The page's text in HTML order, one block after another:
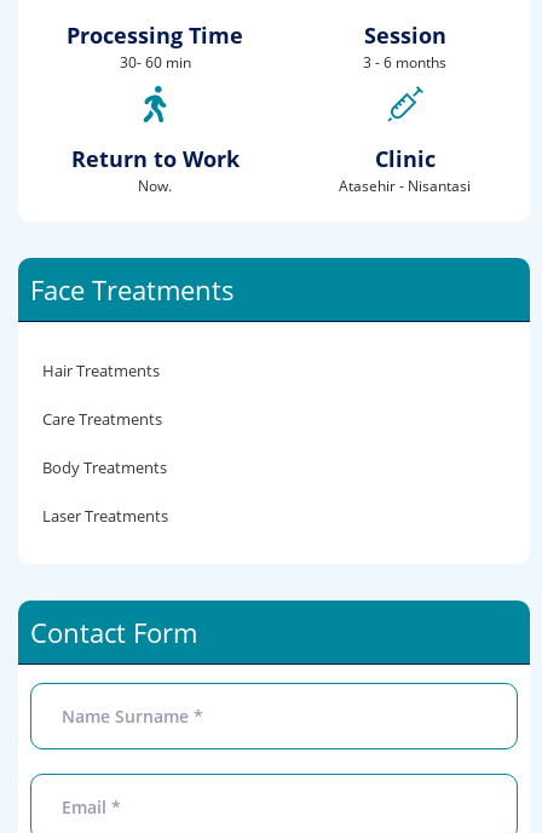
Processing Time
30- 60 min
Return to Work
Now.
Session
3 - 6 months
Clinic
Atasehir - Nisantasi
Face Treatments
Hair Treatments
Care Treatments
Body Treatments
Laser Treatments
Contact Form